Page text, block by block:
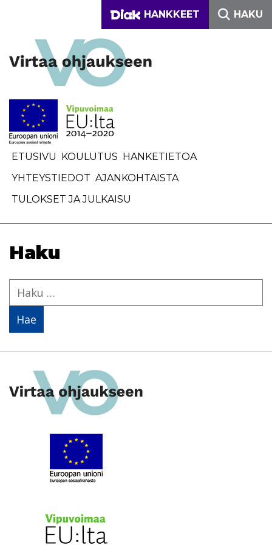
DIAKONIA-
HANKKEET HAKU
Etusivulle
ETUSIVU KOULUTUS HANKETIETOA
YHTEYSTIEDOT AJANKOHTAISTA
TULOKSET JA JULKAISU
Haku
Haku: